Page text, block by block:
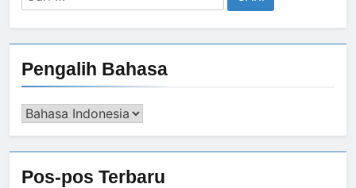
untuk:
Pengalih Bahasa
Pengalih
Pos-pos Terbaru